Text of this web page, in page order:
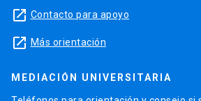
launch Contacto para apoyo
launch Más orientación
MEDIACIÓN UNIVERSITARIA